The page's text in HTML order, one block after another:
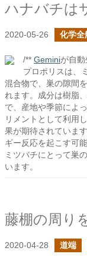
2020-05-26 化学全
/** Geminiが自
プロポリスは、
混合物で、巣の隙間
れます。成分は樹脂
で、産地や季節によ
リメントとして利用
果が期待されていま
ギー反応を起こす可
ミツバチにとって巣
います。
藤棚の周り
2020-04-28 道端